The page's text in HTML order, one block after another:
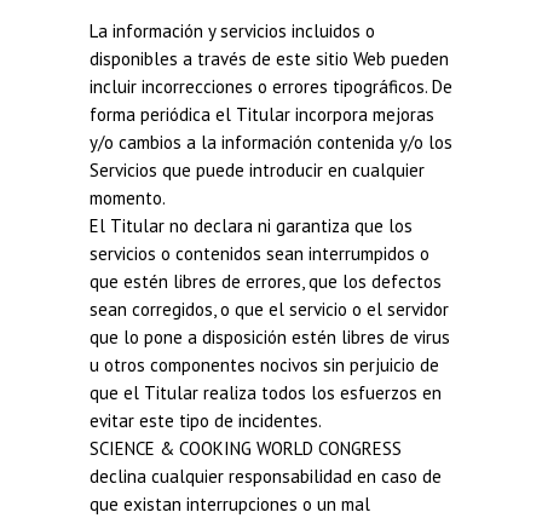
La información y servicios incluidos o
disponibles a través de este sitio Web pueden
incluir incorrecciones o errores tipográficos. De
forma periódica el Titular incorpora mejoras
y/o cambios a la información contenida y/o los
Servicios que puede introducir en cualquier
momento.
El Titular no declara ni garantiza que los
servicios o contenidos sean interrumpidos o
que estén libres de errores, que los defectos
sean corregidos, o que el servicio o el servidor
que lo pone a disposición estén libres de virus
u otros componentes nocivos sin perjuicio de
que el Titular realiza todos los esfuerzos en
evitar este tipo de incidentes.
SCIENCE & COOKING WORLD CONGRESS
declina cualquier responsabilidad en caso de
que existan interrupciones o un mal